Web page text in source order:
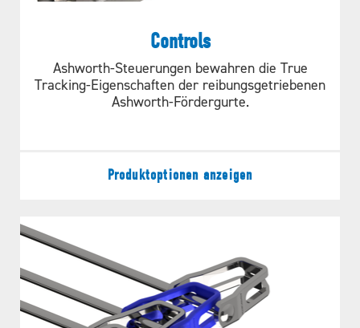
Controls
Ashworth-Steuerungen bewahren die True
Tracking-Eigenschaften der reibungsgetriebenen
Ashworth-Fördergurte.
Produktoptionen anzeigen